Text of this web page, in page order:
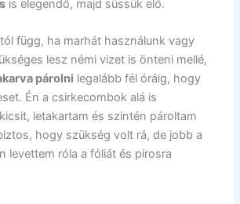
is elegendő, majd süssük elő.
függ, ha marhát használunk vagy
lesz némi vizet is önteni mellé,
párolni legalább fél óráig, hogy
Én a csirkecombok alá is
letakartam és szintén pároltam
hogy szükség volt rá, de jobb a
levettem róla a fóliát és pirosra